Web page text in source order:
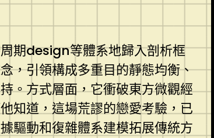
期design等體系地歸入剖析框
，引領構成多重目的靜態均衡、
。方式層面，它衝破東方微觀經
知道，這場荒謬的戀愛考驗，已
驅動和復雜體系建模拓展傳統方